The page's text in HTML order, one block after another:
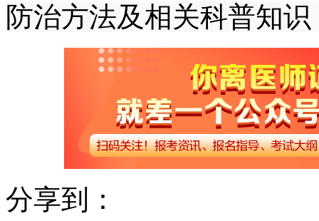
防治方法及相关科普知
分享到：